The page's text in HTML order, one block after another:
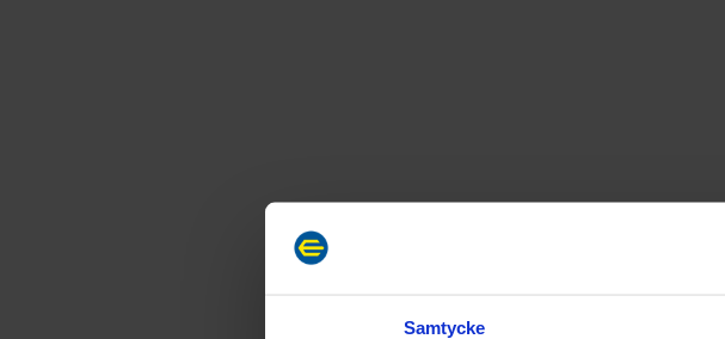
Samtycke